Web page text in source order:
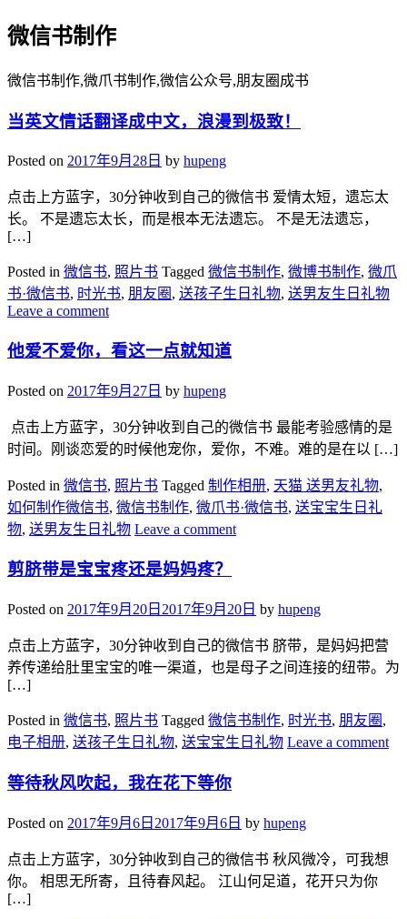
微信书制作
微信书制作,微爪书制作,微信公众号,朋友圈成书
当英文情话翻译成中文，浪漫到极致！
Posted on 2017年9月28日 by hupeng
点击上方蓝字，30分钟收到自己的微信书 爱情太短，遗忘太
长。 不是遗忘太长，而是根本无法遗忘。 不是无法遗忘，
[…]
Posted in 微信书, 照片书 Tagged 微信书制作, 微博书制作, 微爪
书·微信书, 时光书, 朋友圈 , 送孩子生日礼物, 送男友生日礼物
Leave a comment
他爱不爱你，看这一点就知道
Posted on 2017年9月27日 by hupeng
​ 点击上方蓝字，30分钟收到自己的微信书 最能考验感情的是
时间。刚谈恋爱的时候他宠你，爱你，不难。难的是在以 […]
Posted in 微信书, 照片书 Tagged 制作相册, 天猫 送男友礼物,
如何制作微信书, 微信书制作, 微爪书·微信书, 送宝宝生日礼
物, 送男友生日礼物 Leave a comment
剪脐带是宝宝疼还是妈妈疼？
Posted on 2017年9月20日 2017年9月20日 by hupeng
点击上方蓝字，30分钟收到自己的微信书 脐带，是妈妈把营
养传递给肚里宝宝的唯一渠道，也是母子之间连接的纽带。为
[…]
Posted in 微信书, 照片书 Tagged 微信书制作, 时光书, 朋友圈 ,
电子相册, 送孩子生日礼物, 送宝宝生日礼物 Leave a comment
等待秋风吹起，我在花下等你
Posted on 2017年9月6日 2017年9月6日 by hupeng
点击上方蓝字，30分钟收到自己的微信书 秋风微冷，可我想
你。 相思无所寄，且待春风起。 江山何足道，花开只为你
[…]